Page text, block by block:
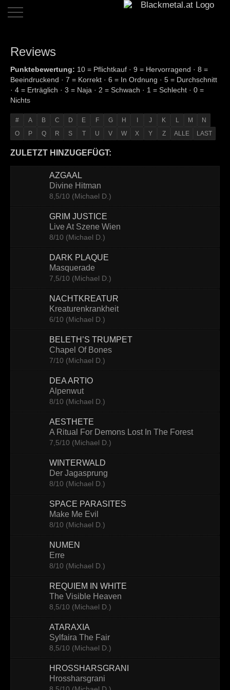
Home
Dates
Reviews
Reviews
Interviews
News
Contact
Reviews
Punktebewertung: 10 = Pflichtkauf · 9 = Hervorragend · 8 =
Beeindruckend · 7 = Korrekt · 6 = In Ordnung · 5 = Durchschnitt
· 4 = Erträglich · 3 = Naja · 2 = Schwach · 1 = Schlecht · 0 =
Nichts
# A B C D E F G H J K L M
N
O
P Q R S T U V W X Y Z ALLE LAST
ZULETZT HINZUGEFÜGT:
AZGAAL
Divine Hitman
8,5/10 (Michael D.)
GRIM JUSTICE
Live At Szene Wien
8/10 (Michael D.)
DARK PLAQUE
Masquerade
7,5/10 (Michael D.)
NACHTKREATUR
Kreaturenkrankheit
6/10 (Michael D.)
BELETH’S TRUMPET
Chapel Of Bones
7/10 (Michael D.)
DEA ARTIO
Alpenwut
8/10 (Michael D.)
AESTHETE
A Ritual For Demons Lost In The Forest
7,5/10 (Michael D.)
WINTERWALD
Der Jagasprung
8/10 (Michael D.)
SPACE PARASITES
Make Me Evil
8/10 (Michael D.)
NUMEN
Erre
8/10 (Michael D.)
REQUIEM IN WHITE
The Visible Heaven
8,5/10 (Michael D.)
ATARAXIA
Sylfaira The Fair
8,5/10 (Michael D.)
HROSSHARSGRANI
Hrossharsgrani